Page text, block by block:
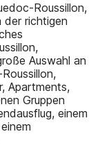
Roussillon,
der richtigen
Auswahl an
Apartments,
Gruppen
einem